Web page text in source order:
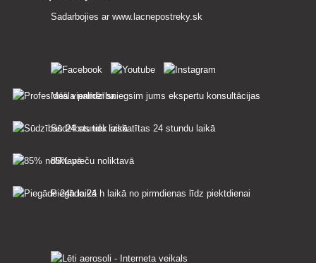
Sadarbojies ar www.lacnepostreky.sk
Mēs vienmēr sniegsim jums ekspertu konsultācijas
Sūdzības tiek izskatītas 24 stundu laikā
85% preču noliktavā
Piegāde 24 h laikā no pirmdienas līdz piektdienai